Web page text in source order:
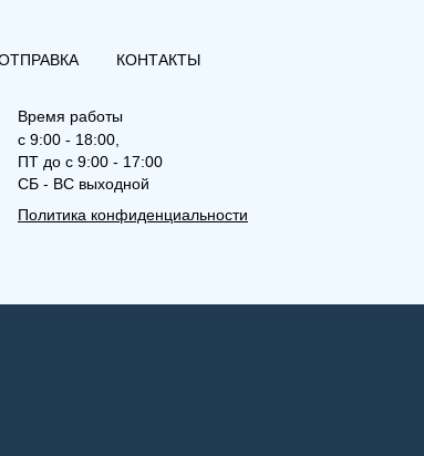
КОНТАКТЫ
Время работы
с 9:00 - 18:00,
ПТ до с 9:00 - 17:00
СБ - ВС выходной
Политика конфиденциальности